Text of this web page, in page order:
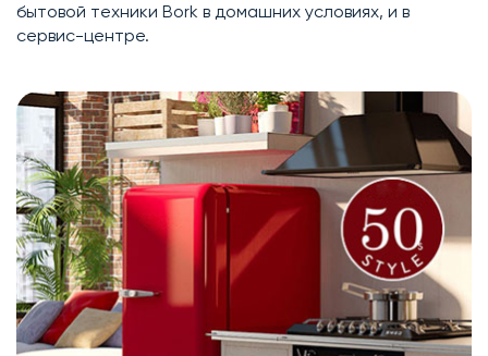
бытовой техники Bork в домашних условиях, и в
сервис-центре.